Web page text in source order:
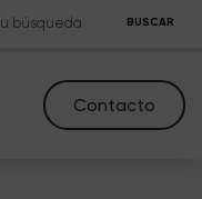
BUSCAR
Contacto